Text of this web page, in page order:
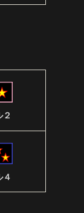
２
４